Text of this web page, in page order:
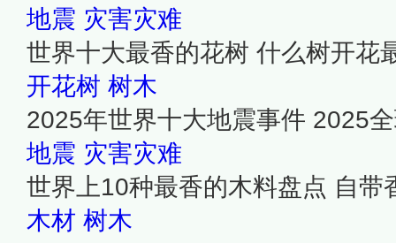
地震 灾害灾难
世界十大最香的花树 什么树开花
开花树 树木
2025年世界十大地震事件 2025
地震 灾害灾难
世界上10种最香的木料盘点 自带
木材 树木